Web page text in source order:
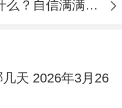
白羊座男人性格特点是什么？自信满满但缺乏耐心
天 2026年3月26